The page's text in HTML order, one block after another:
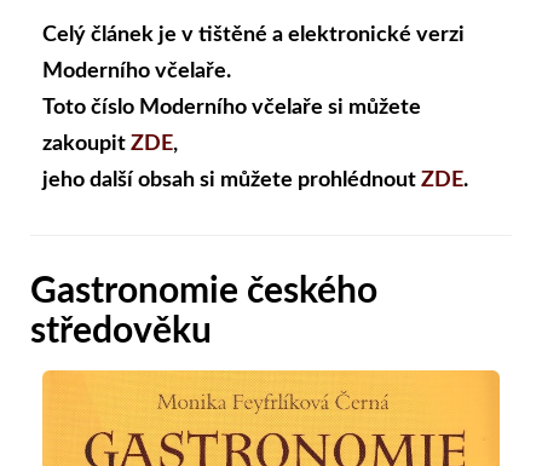
Celý článek je v tištěné a elektronické verzi
Moderního včelaře.
Toto číslo Moderního včelaře si můžete
zakoupit ZDE,
jeho další obsah si můžete prohlédnout ZDE.
Gastronomie českého
středověku